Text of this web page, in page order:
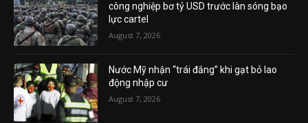
công nghiệp bơ tỷ USD trước làn sóng bạo
lực cartel
August 7, 2026
Nước Mỹ nhận “trái đắng” khi gạt bỏ lao
động nhập cư
August 7, 2026